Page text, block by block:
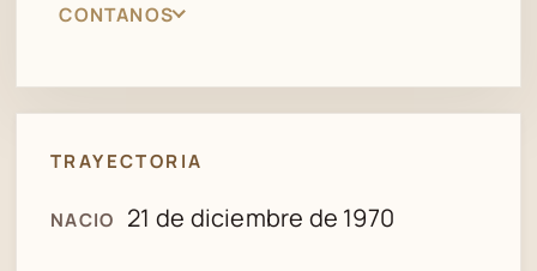
CONTANOS
TRAYECTORIA
NACIO 21 de diciembre de 1970